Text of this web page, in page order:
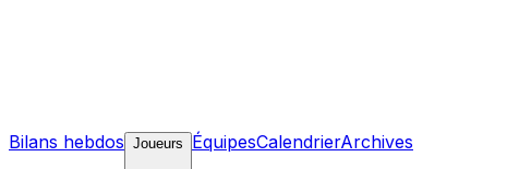
Bilans hebdos Joueurs ÉquipesCalendrierArchives